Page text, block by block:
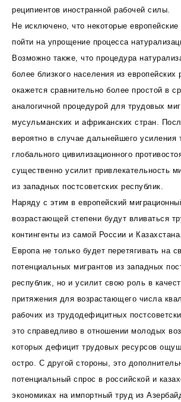
реципиентов иностранной рабочей силы.
Не исключено, что некоторые европейские
пойти на упрощение процесса
Возможно также, что процедура
более близкого населения из европейских
окажется сравнительно более простой в
аналогичной процедурой для трудовых
мусульманских и африканских стран.
вероятно в случае дальнейшего усиления
глобального цивилизационного
существенно усилит привлекательность
из западных постсоветских республик.
Наряду с этим в европейский
возрастающей степени будут вливаться
контингенты из самой России и
Европа не только будет перетягивать на
потенциальных мигрантов из западных
республик, но и усилит свою роль в
притяжения для возрастающего числа
рабочих из трудодефицитных
это справедливо в отношении молодых
которых дефицит трудовых ресурсов
остро. С другой стороны, это
потенциальный спрос в российской и
экономиках на импортный труд из